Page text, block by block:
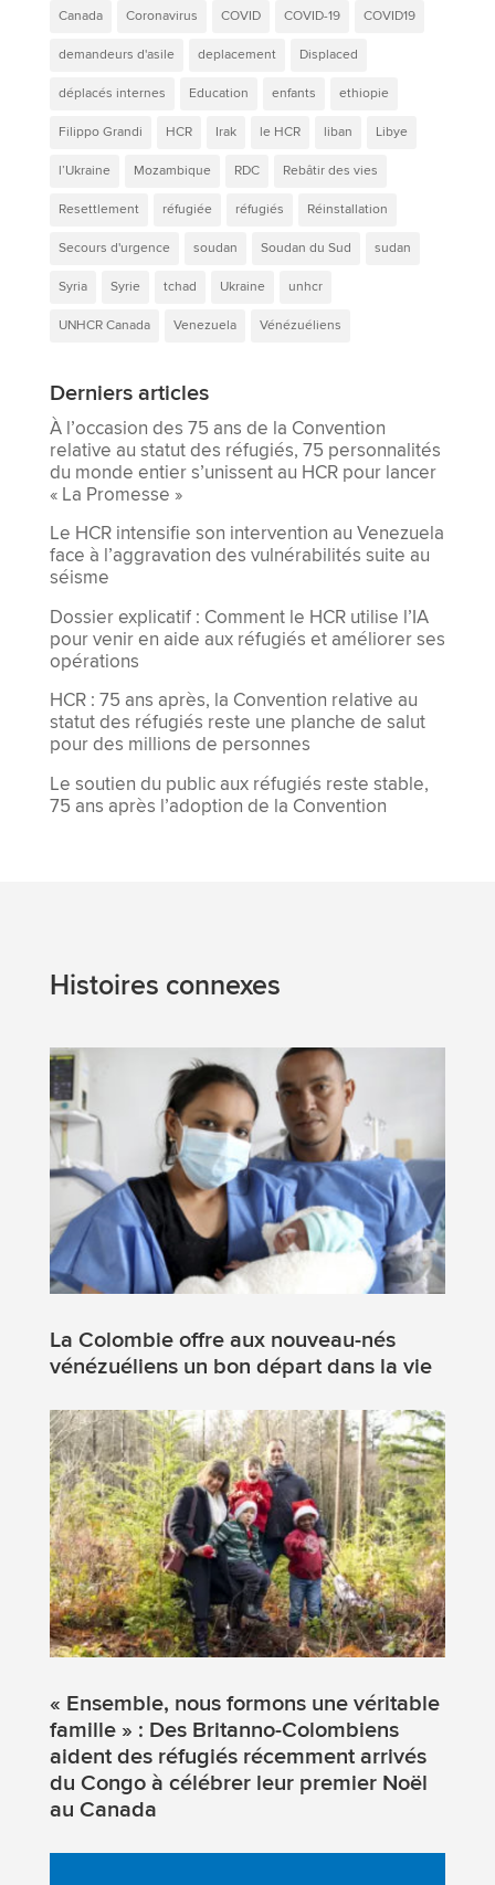
Canada Coronavirus COVID COVID-19 COVID19
demandeurs d'asile deplacement Displaced
déplacés internes Education enfants ethiopie
Filippo Grandi HCR Irak le HCR liban Libye
l’Ukraine Mozambique RDC Rebâtir des vies
Resettlement réfugiée réfugiés Réinstallation
Secours d'urgence soudan Soudan du Sud sudan
Syria Syrie tchad Ukraine unhcr
UNHCR Canada Venezuela Vénézuéliens
Derniers articles
À l’occasion des 75 ans de la Convention
relative au statut des réfugiés, 75 personnalités
du monde entier s’unissent au HCR pour lancer
« La Promesse »
Le HCR intensifie son intervention au Venezuela
face à l’aggravation des vulnérabilités suite au
séisme
Dossier explicatif : Comment le HCR utilise l’IA
pour venir en aide aux réfugiés et améliorer ses
opérations
HCR : 75 ans après, la Convention relative au
statut des réfugiés reste une planche de salut
pour des millions de personnes
Le soutien du public aux réfugiés reste stable,
75 ans après l’adoption de la Convention
Histoires connexes
La Colombie offre aux nouveau-nés
vénézuéliens un bon départ dans la vie
« Ensemble, nous formons une véritable
famille » : Des Britanno-Colombiens
aident des réfugiés récemment arrivés
du Congo à célébrer leur premier Noël
au Canada